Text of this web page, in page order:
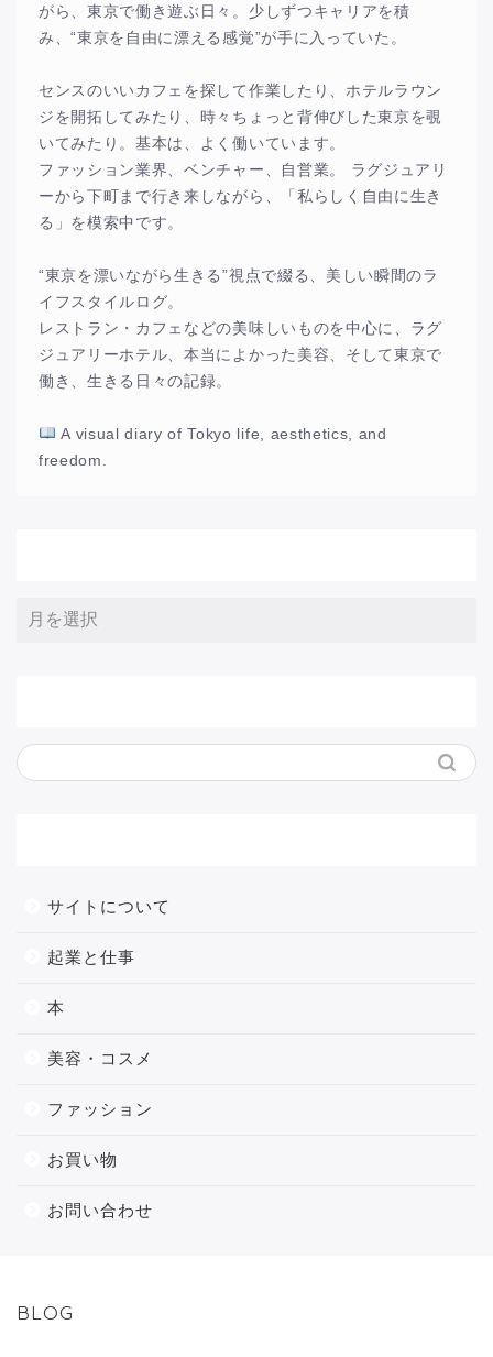
がら、東京で働き遊ぶ日々。少しずつキャリアを積
み、“東京を自由に漂える感覚”が手に入っていた。
センスのいいカフェを探して作業したり、ホテルラウン
ジを開拓してみたり、時々ちょっと背伸びした東京を覗
いてみたり。基本は、よく働いています。
ファッション業界、ベンチャー、自営業。 ラグジュアリ
ーから下町まで行き来しながら、「私らしく自由に生き
る」を模索中です。
“東京を漂いながら生きる”視点で綴る、美しい瞬間のラ
イフスタイルログ。
レストラン・カフェなどの美味しいものを中心に、ラグ
ジュアリーホテル、本当によかった美容、そして東京で
働き、生きる日々の記録。
A visual diary of Tokyo life, aesthetics, and
freedom.
サイトについて
起業と仕事
本
美容・コスメ
ファッション
お買い物
お問い合わせ
BLOG